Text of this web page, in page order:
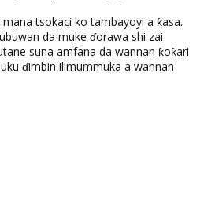
mana tsokaci ko tambayoyi a ƙasa.
da muke ɗorawa shi zai
suna amfana da wannan ƙoƙari
ɗimbin ilimummuka a wannan